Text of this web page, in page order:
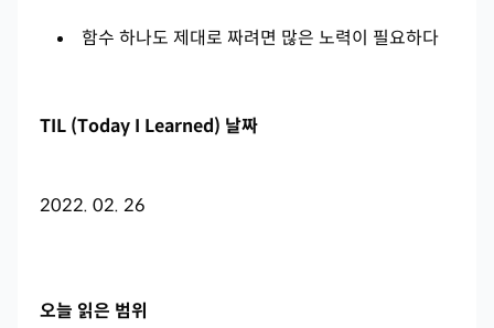
함수 하나도 제대로 짜려면 많은 노력이 필요하다
TIL (Today I Learned) 날짜
2022. 02. 26
오늘 읽은 범위